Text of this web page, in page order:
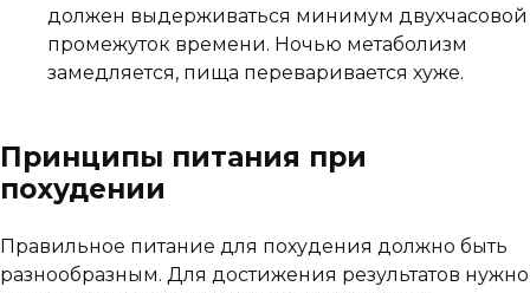
должен выдерживаться минимум двухчасовой
промежуток времени. Ночью метаболизм
замедляется, пища переваривается хуже.
Принципы питания при
похудении
Правильное питание для похудения должно быть
разнообразным. Для достижения результатов нужно